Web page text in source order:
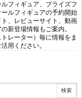
フィギュア、プライズフ
ルフィギュアの予約開始
、レビューサイト、動画
新登場情報もご案内。
レーター）毎に情報をま
用ください。